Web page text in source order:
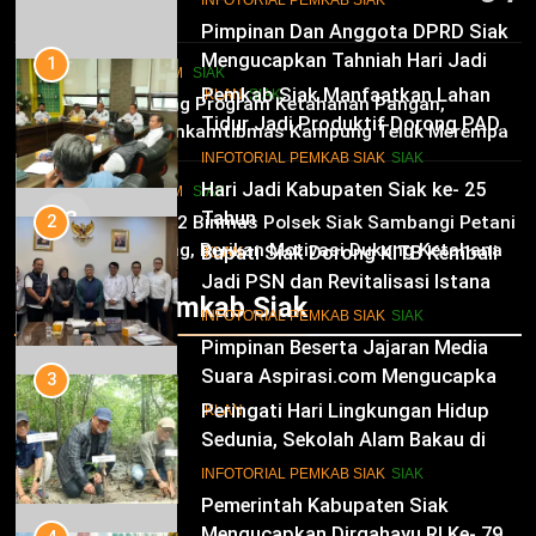
Pimpinan Dan Anggota DPRD Siak
Mengucapkan Tahniah Hari Jadi
Kabupaten Siak Ke-25 Tahun
IKLAN SIAK
11
Hari Jadi Kabupaten Siak ke- 25
Tahun
IKLAN
12
Pimpinan Beserta Jajaran Media
Suara Aspirasi.com Mengucapkan
Selamat HUT RI Ke-79
IKLAN
13
Pemerintah Kabupaten Siak
02
HUKRIM SIAK
Dukung Program Ketahanan Pangan,
Bhabinkamtibmas Kampung Teluk Merempan
Tinjau Tanaman Jagung Waga
03
HUKRIM SIAK
Panit 2 Binmas Polsek Siak Sambangi Petani
Jagung, Berikan Motivasi Dukung Ketahanan
Pangan Nasional
Infotorial Pemkab Siak
1
Pemkab Siak Manfaatkan Lahan
Tidur Jadi Produktif Dorong PAD
dan Kesejahteraan Warga
INFOTORIAL PEMKAB SIAK SIAK
2
Bupati Siak Dorong KITB Kembali
Jadi PSN dan Revitalisasi Istana
Kesultanan Siak
INFOTORIAL PEMKAB SIAK SIAK
3
Peringati Hari Lingkungan Hidup
Sedunia, Sekolah Alam Bakau di
Siak Cetak Generasi Penjaga
Pesisir
INFOTORIAL PEMKAB SIAK SIAK